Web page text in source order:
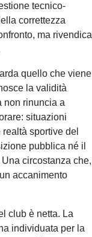
tecnico-
correttezza
ma rivendica
quello che viene
la validità
non rinuncia a
situazioni
sportive del
pubblica né il
circostanza che,
accanimento
club è netta. La
individuata per la